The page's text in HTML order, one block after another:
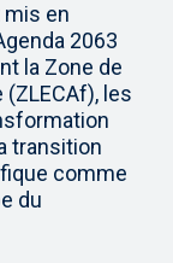
mis en
2063
la Zone de
les
transition
comme
du